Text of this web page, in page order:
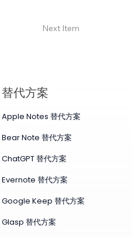
Next Item
替代方案
Apple Notes 替代方案
Bear Note 替代方案
ChatGPT 替代方案
Evernote 替代方案
Google Keep 替代方案
Glasp 替代方案